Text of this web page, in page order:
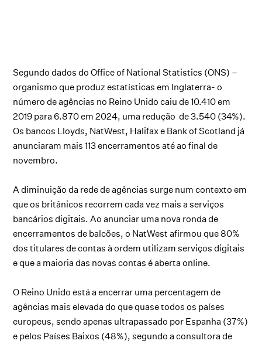
Segundo dados do Office of National Statistics (ONS) –
organismo que produz estatísticas em Inglaterra- o
número de agências no Reino Unido caiu de 10.410 em
2019 para 6.870 em 2024, uma redução de 3.540 (34%).
Os bancos Lloyds, NatWest, Halifax e Bank of Scotland já
anunciaram mais 113 encerramentos até ao final de
novembro.
A diminuição da rede de agências surge num contexto em
que os britânicos recorrem cada vez mais a serviços
bancários digitais. Ao anunciar uma nova ronda de
encerramentos de balcões, o NatWest afirmou que 80%
dos titulares de contas à ordem utilizam serviços digitais
e que a maioria das novas contas é aberta online.
O Reino Unido está a encerrar uma percentagem de
agências mais elevada do que quase todos os países
europeus, sendo apenas ultrapassado por Espanha (37%)
e pelos Países Baixos (48%), segundo a consultora de